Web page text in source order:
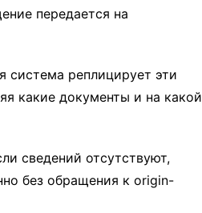
передается на
система реплицирует эти
какие документы и на какой
сведений отсутствуют,
без обращения к origin-